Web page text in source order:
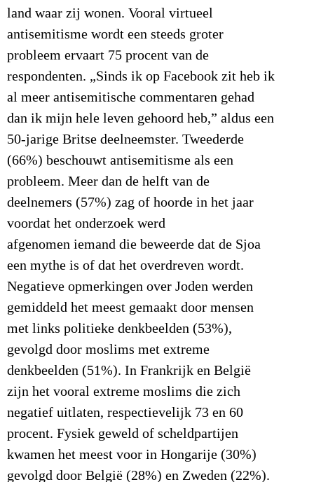
land waar zij wonen. Vooral virtueel
antisemitisme wordt een steeds groter
probleem ervaart 75 procent van de
respondenten. „Sinds ik op Facebook zit heb ik
al meer antisemitische commentaren gehad
dan ik mijn hele leven gehoord heb,” aldus een
50-jarige Britse deelneemster. Tweederde
(66%) beschouwt antisemitisme als een
probleem. Meer dan de helft van de
deelnemers (57%) zag of hoorde in het jaar
voordat het onderzoek werd
afgenomen iemand die beweerde dat de Sjoa
een mythe is of dat het overdreven wordt.
Negatieve opmerkingen over Joden werden
gemiddeld het meest gemaakt door mensen
met links politieke denkbeelden (53%),
gevolgd door moslims met extreme
denkbeelden (51%). In Frankrijk en België
zijn het vooral extreme moslims die zich
negatief uitlaten, respectievelijk 73 en 60
procent. Fysiek geweld of scheldpartijen
kwamen het meest voor in Hongarije (30%)
gevolgd door België (28%) en Zweden (22%).